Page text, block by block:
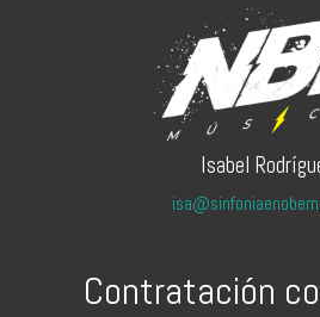
Isabel
Contratación